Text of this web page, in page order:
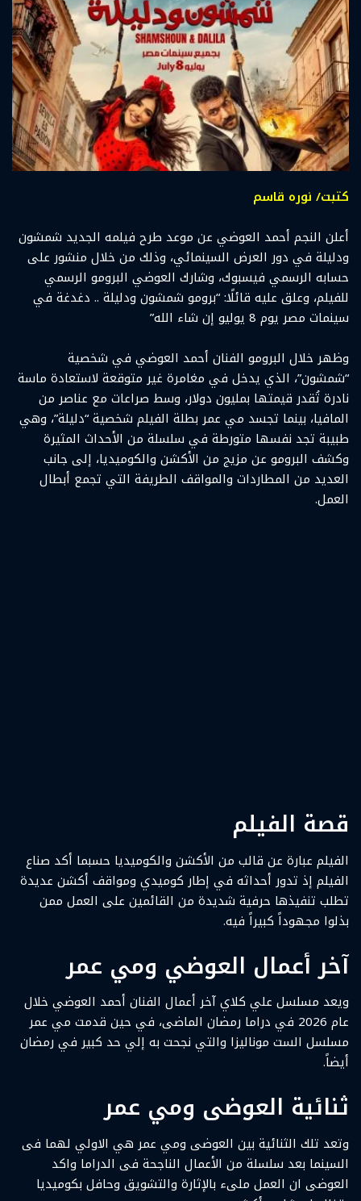
كتبت/ نوره قاسم
أعلن النجم أحمد العوضي عن موعد طرح فيلمه الجديد شمشون
ودليلة في دور العرض السينمائي، وذلك من خلال منشور على
حسابه الرسمي فيسبوك، وشارك العوضي البرومو الرسمي
للفيلم، وعلق عليه قائلًا: “برومو شمشون ودليلة .. دغدغة في
سينمات مصر يوم 8 يوليو إن شاء الله”
وظهر خلال البرومو الفنان أحمد العوضي في شخصية
“شمشون”، الذي يدخل في مغامرة غير متوقعة لاستعادة ماسة
نادرة تُقدر قيمتها بمليون دولار، وسط صراعات مع عناصر من
المافيا، بينما تجسد مي عمر بطلة الفيلم شخصية “دليلة”، وهي
طبيبة تجد نفسها متورطة في سلسلة من الأحداث المثيرة
وكشف البرومو عن مزيج من الأكشن والكوميديا، إلى جانب
العديد من المطاردات والمواقف الطريفة التي تجمع أبطال
العمل.
قصة الفيلم
الفيلم عبارة عن قالب من الأكشن والكوميديا حسبما أكد صناع
الفيلم إذ تدور أحداثه في إطار كوميدي ومواقف أكشن عديدة
تطلب تنفيذها حرفية شديدة من القائمين على العمل ممن
بذلوا مجهوداً كبيراً فيه.
آخر أعمال العوضي ومي عمر
ويعد مسلسل علي كلاي آخر أعمال الفنان أحمد العوضي خلال
عام 2026 في دراما رمضان الماضى، في حين قدمت مي عمر
مسلسل الست موناليزا والتي نجحت به إلي حد كبير في رمضان
أيضاً.
ثنائية العوضى ومي عمر
وتعد تلك الثنائية بين العوضى ومي عمر هي الاولي لهما فى
السينما بعد سلسلة من الأعمال الناجحة فى الدراما واكد
العوضى ان العمل ملىء بالإثارة والتشويق وحافل بكوميديا